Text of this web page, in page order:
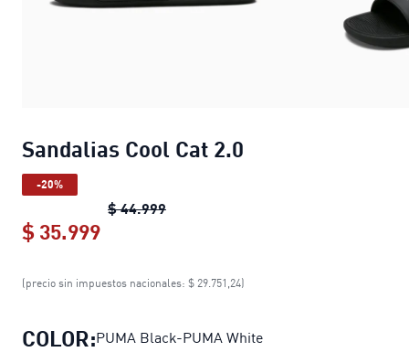
Sandalias Cool Cat 2.0
-20%
$ 44.999Sandalias Cool Cat 2.0
$ 35.999
Sandalias Cool Cat 2.0
(precio sin impuestos nacionales: $ 29.751,24)
COLOR:PUMA Black-PUMA White